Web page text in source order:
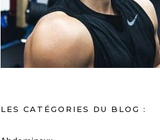
LES CATÉGORIES DU BLOG :